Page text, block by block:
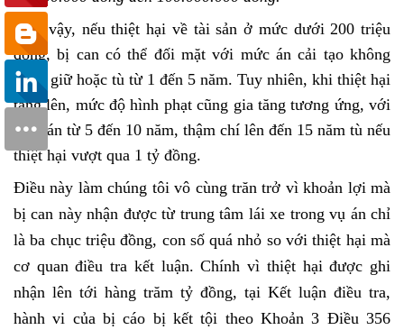
Như vậy, nếu thiệt hại về tài sản ở mức dưới 200 triệu
đồng, bị can có thể đối mặt với mức án cải tạo không
giam giữ hoặc tù từ 1 đến 5 năm. Tuy nhiên, khi thiệt hại
tăng lên, mức độ hình phạt cũng gia tăng tương ứng, với
mức án từ 5 đến 10 năm, thậm chí lên đến 15 năm tù nếu
thiệt hại vượt qua 1 tỷ đồng.
Điều này làm chúng tôi vô cùng trăn trở vì khoản lợi mà
bị can này nhận được từ trung tâm lái xe trong vụ án chỉ
là ba chục triệu đồng, con số quá nhỏ so với thiệt hại mà
cơ quan điều tra kết luận. Chính vì thiệt hại được ghi
nhận lên tới hàng trăm tỷ đồng, tại Kết luận điều tra,
hành vi của bị cáo bị kết tội theo Khoản 3 Điều 356